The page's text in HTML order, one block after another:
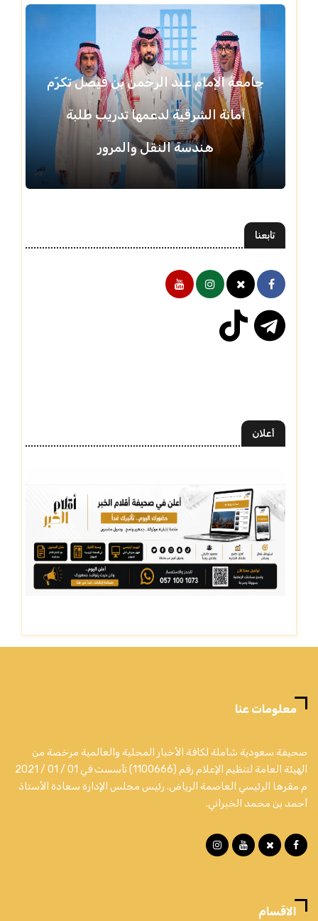
جامعة الإمام عبد الرحمن بن فيصل تكرّم
أمانة الشرقية لدعمها تدريب طلبة
هندسة النقل والمرور
تابعنا
أعلان
معلومات عنا
صحيفة سعودية شاملة لكافة الأخبار المحلية والعالمية مرخصة من
الهيئة العامة لتنظيم الإعلام رقم (1100666) تأسست في 01 / 01 / 2021
م مقرها الرئيسي العاصمة الرياض. رئيس مجلس الإدارة سعادة الأستاذ
أحمد بن محمد الخبراني.
الاقسام